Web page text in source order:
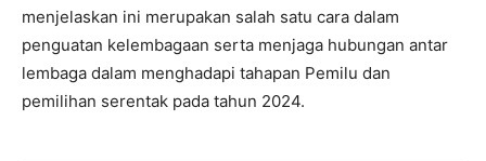
menjelaskan ini merupakan salah satu cara dalam
penguatan kelembagaan serta menjaga hubungan antar
lembaga dalam menghadapi tahapan Pemilu dan
pemilihan serentak pada tahun 2024.